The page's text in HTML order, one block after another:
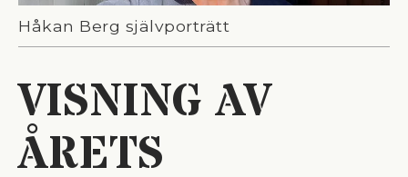
Håkan Berg självporträtt
VISNING AV
ÅRETS